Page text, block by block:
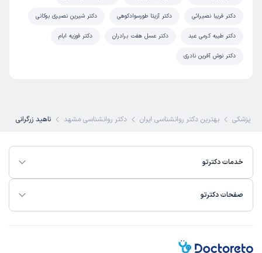
دکتر فریبا نصیرائی دکتر آزیتا طورسوادکوهی دکتر شیرین نصیری بوکانی
دکتر طیبه کرمی عبد دکتر عسل هفت برادران دکتر فوزیه ابام
دکتر نوش آفرین نادری
پزشکی بهترین دکتر روانشناسی ایران دکتر روانشناسی مشهد ناهید زرگرانی
خدمات دکترتو
صفحات دکترتو